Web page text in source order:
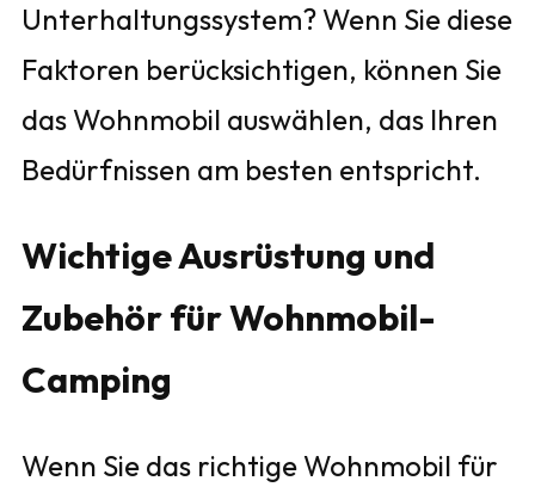
Unterhaltungssystem? Wenn Sie diese
Faktoren berücksichtigen, können Sie
das Wohnmobil auswählen, das Ihren
Bedürfnissen am besten entspricht.
Wichtige Ausrüstung und
Zubehör für Wohnmobil-
Camping
Wenn Sie das richtige Wohnmobil für